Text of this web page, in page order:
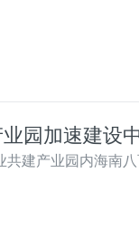
园加速建设中
建产业园内海南